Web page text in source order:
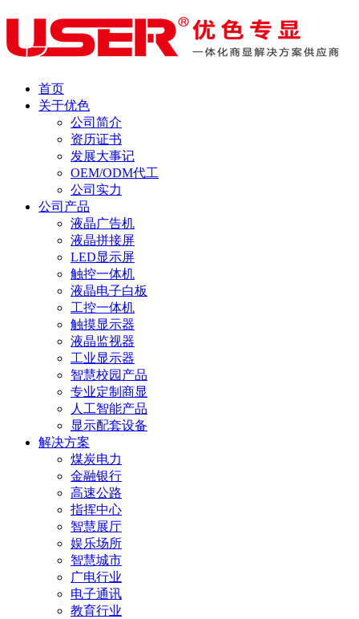
首页
关于优色
公司简介
资历证书
发展大事记
OEM/ODM代工
公司实力
公司产品
液晶广告机
液晶拼接屏
LED显示屏
触控一体机
液晶电子白板
工控一体机
触摸显示器
液晶监视器
工业显示器
智慧校园产品
专业定制商显
人工智能产品
显示配套设备
解决方案
煤炭电力
金融银行
高速公路
指挥中心
智慧展厅
娱乐场所
智慧城市
广电行业
电子通讯
教育行业